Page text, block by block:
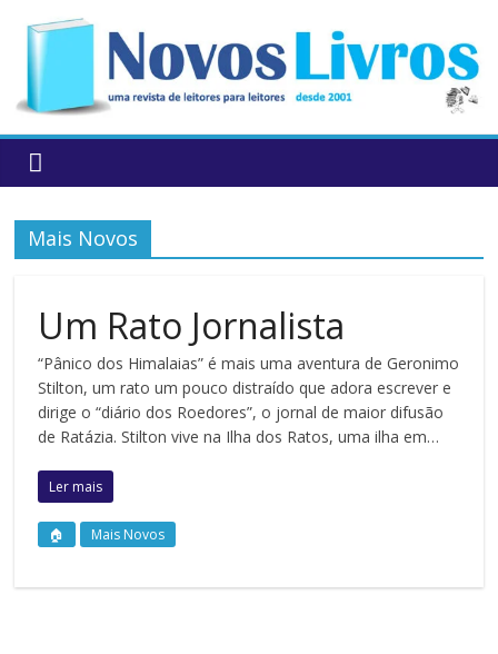
content
Mais Novos
Um Rato Jornalista
“Pânico dos Himalaias” é mais uma aventura de Geronimo
Stilton, um rato um pouco distraído que adora escrever e
dirige o “diário dos Roedores”, o jornal de maior difusão
de Ratázia. Stilton vive na Ilha dos Ratos, uma ilha em…
Ler mais
🏠 Mais Novos